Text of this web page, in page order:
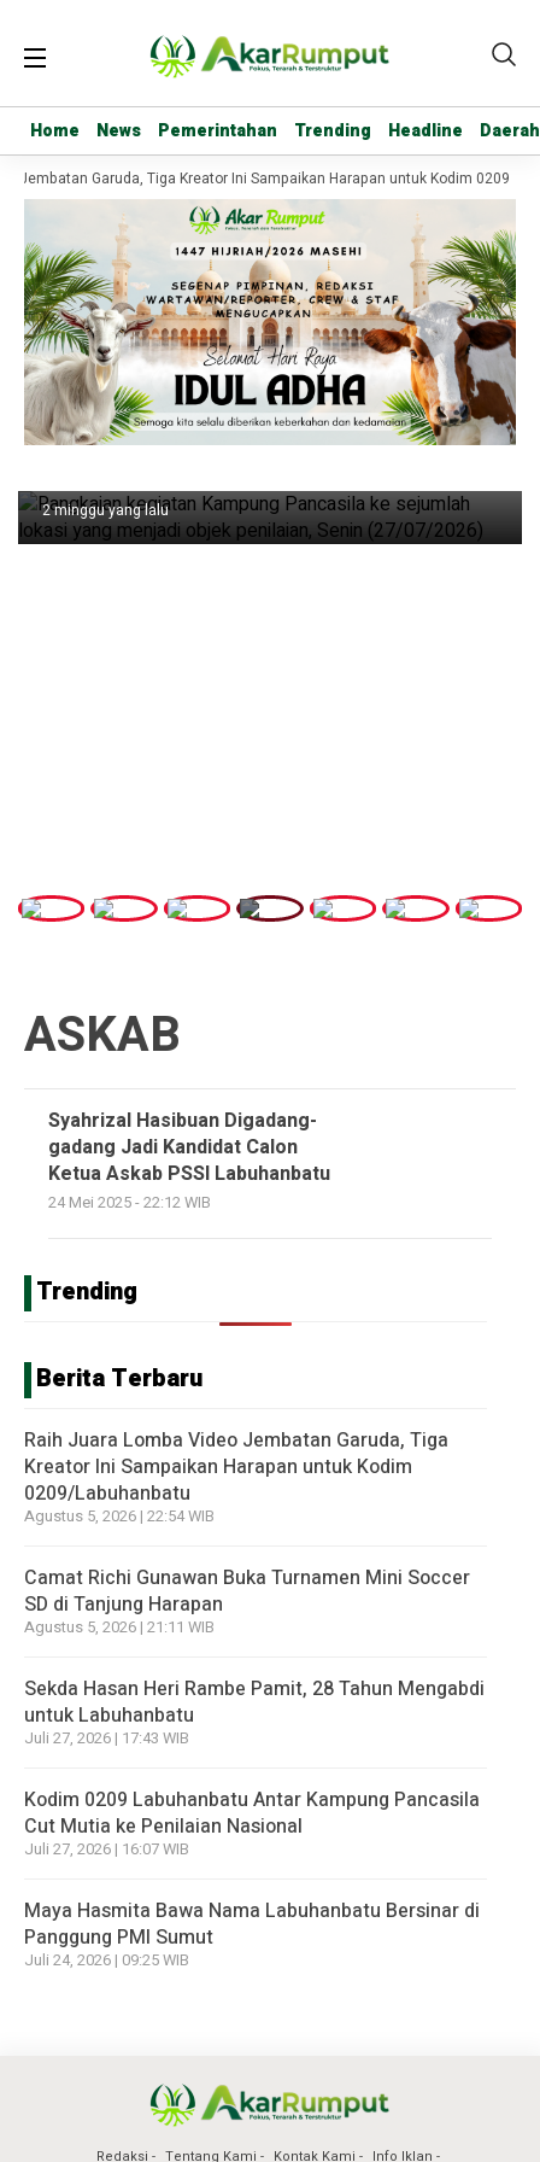
Home News Pemerintahan Trending Headline Daerah
Home News Pemerintahan Trending Headline Daerah
Jembatan Garuda, Tiga Kreator Ini Sampaikan Harapan untuk Kodim 0209/
Headline
Kodim 0209 Labuhanbatu Antar Kampung
Pancasila Cut Mutia ke Penilaian
2 minggu yang lalu
ASKAB
Syahrizal Hasibuan Digadang-
gadang Jadi Kandidat Calon
Ketua Askab PSSI Labuhanbatu
24 Mei 2025 - 22:12 WIB
Trending
Berita Terbaru
Raih Juara Lomba Video Jembatan Garuda, Tiga
Kreator Ini Sampaikan Harapan untuk Kodim
0209/Labuhanbatu
Agustus 5, 2026 | 22:54 WIB
Camat Richi Gunawan Buka Turnamen Mini Soccer
SD di Tanjung Harapan
Agustus 5, 2026 | 21:11 WIB
Sekda Hasan Heri Rambe Pamit, 28 Tahun Mengabdi
untuk Labuhanbatu
Juli 27, 2026 | 17:43 WIB
Kodim 0209 Labuhanbatu Antar Kampung Pancasila
Cut Mutia ke Penilaian Nasional
Juli 27, 2026 | 16:07 WIB
Maya Hasmita Bawa Nama Labuhanbatu Bersinar di
Panggung PMI Sumut
Juli 24, 2026 | 09:25 WIB
Redaksi Tentang Kami Kontak Kami Info Iklan